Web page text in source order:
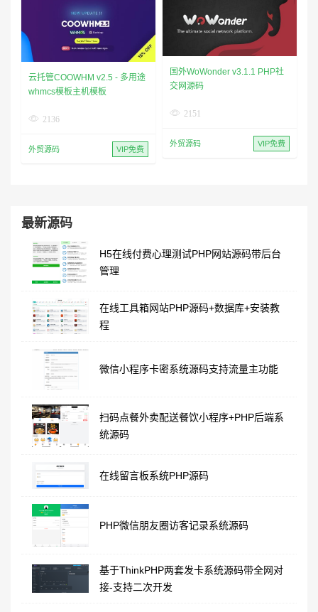
云托管COOWHM v2.5 - 多用途
whmcs模板主机模板
2136
外贸源码 VIP免费
国外WoWonder v3.1.1 PHP社
交网源码
2151
外贸源码 VIP免费
最新源码
H5在线付费心理测试PHP网站源码带后台
管理
在线工具箱网站PHP源码+数据库+安装教
程
微信小程序卡密系统源码支持流量主功能
扫码点餐外卖配送餐饮小程序+PHP后端系
统源码
在线留言板系统PHP源码
PHP微信朋友圈访客记录系统源码
基于ThinkPHP两套发卡系统源码带全网对
接-支持二次开发